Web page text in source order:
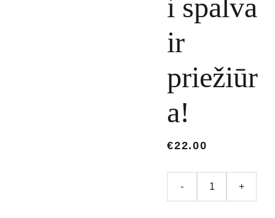
i spalva
ir
priežiūr
a!
€22.00
- +